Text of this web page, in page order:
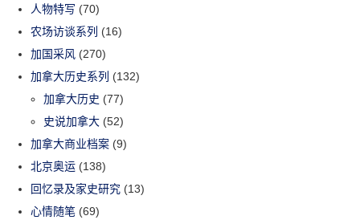
人物特写 (70)
农场访谈系列 (16)
加国采风 (270)
加拿大历史系列 (132)
加拿大历史 (77)
史说加拿大 (52)
加拿大商业档案 (9)
北京奥运 (138)
回忆录及家史研究 (13)
心情随笔 (69)